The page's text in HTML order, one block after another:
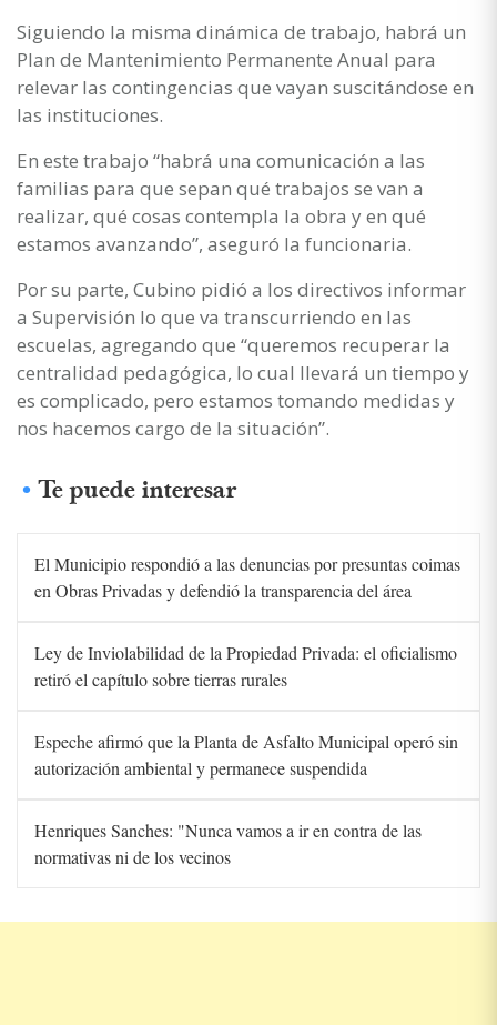
Siguiendo la misma dinámica de trabajo, habrá un
Plan de Mantenimiento Permanente Anual para
relevar las contingencias que vayan suscitándose en
las instituciones.
En este trabajo “habrá una comunicación a las
familias para que sepan qué trabajos se van a
realizar, qué cosas contempla la obra y en qué
estamos avanzando”, aseguró la funcionaria.
Por su parte, Cubino pidió a los directivos informar
a Supervisión lo que va transcurriendo en las
escuelas, agregando que “queremos recuperar la
centralidad pedagógica, lo cual llevará un tiempo y
es complicado, pero estamos tomando medidas y
nos hacemos cargo de la situación”.
Te puede interesar
El Municipio respondió a las denuncias por presuntas coimas
en Obras Privadas y defendió la transparencia del área
Ley de Inviolabilidad de la Propiedad Privada: el oficialismo
retiró el capítulo sobre tierras rurales
Espeche afirmó que la Planta de Asfalto Municipal operó sin
autorización ambiental y permanece suspendida
Henriques Sanches: "Nunca vamos a ir en contra de las
normativas ni de los vecinos